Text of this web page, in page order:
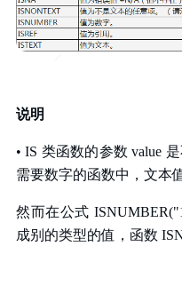
说明
• IS 类函数的参数 value
需要数字的函数中，文本
然而在公式
成别的类型的值，函数